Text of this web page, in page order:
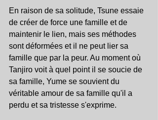
En raison de sa solitude, Tsune essaie
de créer de force une famille et de
maintenir le lien, mais ses méthodes
sont déformées et il ne peut lier sa
famille que par la peur. Au moment où
Tanjiro voit à quel point il se soucie de
sa famille, Yume se souvient du
véritable amour de sa famille qu'il a
perdu et sa tristesse s'exprime.